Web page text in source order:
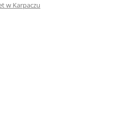
w Karpaczu